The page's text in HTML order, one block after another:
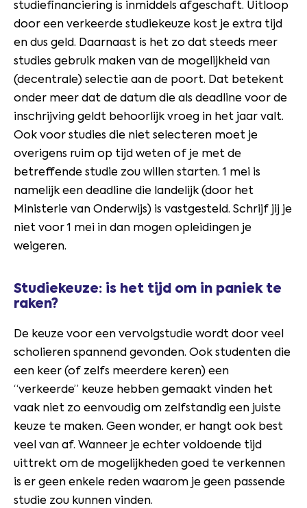
studiefinanciering is inmiddels afgeschaft. Uitloop
door een verkeerde studiekeuze kost je extra tijd
en dus geld. Daarnaast is het zo dat steeds meer
studies gebruik maken van de mogelijkheid van
(decentrale) selectie aan de poort. Dat betekent
onder meer dat de datum die als deadline voor de
inschrijving geldt behoorlijk vroeg in het jaar valt.
Ook voor studies die niet selecteren moet je
overigens ruim op tijd weten of je met de
betreffende studie zou willen starten. 1 mei is
namelijk een deadline die landelijk (door het
Ministerie van Onderwijs) is vastgesteld. Schrijf jij je
niet voor 1 mei in dan mogen opleidingen je
weigeren.
Studiekeuze: is het tijd om in paniek te
raken?
De keuze voor een vervolgstudie wordt door veel
scholieren spannend gevonden. Ook studenten die
een keer (of zelfs meerdere keren) een
“verkeerde” keuze hebben gemaakt vinden het
vaak niet zo eenvoudig om zelfstandig een juiste
keuze te maken. Geen wonder, er hangt ook best
veel van af. Wanneer je echter voldoende tijd
uittrekt om de mogelijkheden goed te verkennen
is er geen enkele reden waarom je geen passende
studie zou kunnen vinden.